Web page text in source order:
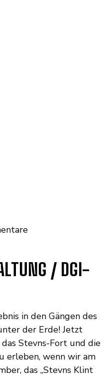
/ DGI-
in den Gängen des
der Erde! Jetzt
Stevns-Fort und die
erleben, wenn wir am
das „Stevns Klint